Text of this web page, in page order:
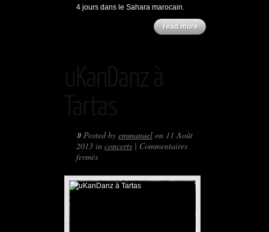
4 jours dans le Sahara marocain.
read more
» Posted by emmanuel on 11 Août
2013 in concerts | Commentaires
ferméssur
à
Tartas